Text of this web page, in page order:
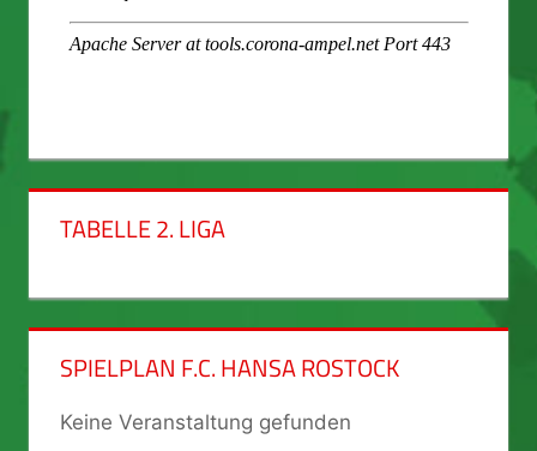
TABELLE 2. LIGA
SPIELPLAN F.C. HANSA ROSTOCK
Keine Veranstaltung gefunden